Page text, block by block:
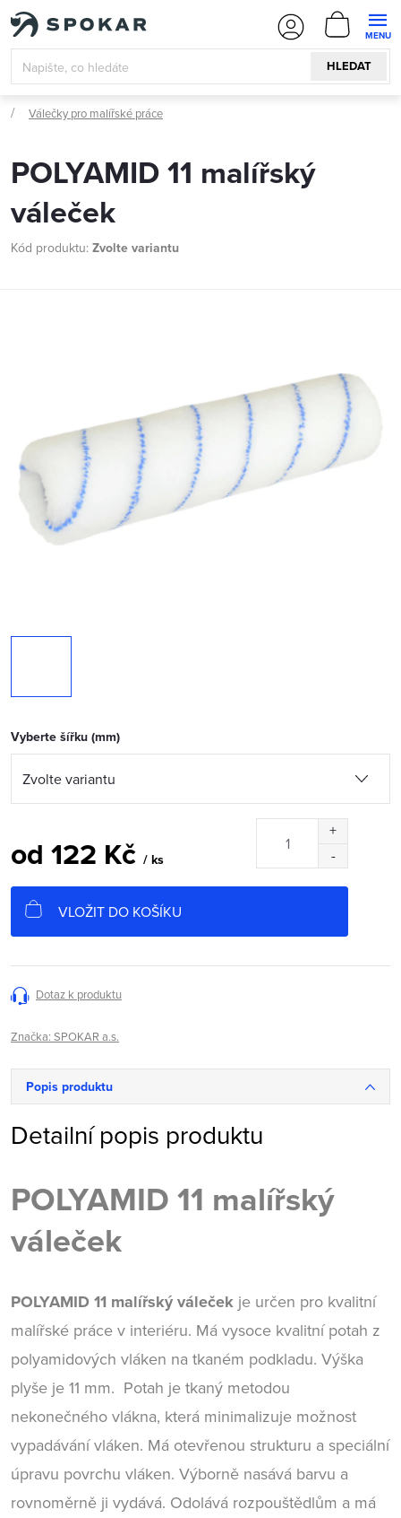
Přejít
obsah
HLEDAT
KOŠÍK
Válečky pro malířské práce
POLYAMID 11 malířský
váleček
Kód produktu: Zvolte variantu
Vyberte šířku (mm)
od 122 Kč / ks
cena:
VLOŽIT DO KOŠÍKU
Dotaz k produktu
Značka: SPOKAR a.s.
Popis produktu
Detailní popis produktu
POLYAMID 11 malířský
váleček
POLYAMID 11 malířský váleček je určen pro kvalitní
malířské práce v interiéru. Má vysoce kvalitní potah z
polyamidových vláken na tkaném podkladu. Výška
plyše je 11 mm. Potah je tkaný metodou
nekonečného vlákna, která minimalizuje možnost
vypadávání vláken. Má otevřenou strukturu a speciální
úpravu povrchu vláken. Výborně nasává barvu a
rovnoměrně ji vydává. Odolává rozpouštědlům a má